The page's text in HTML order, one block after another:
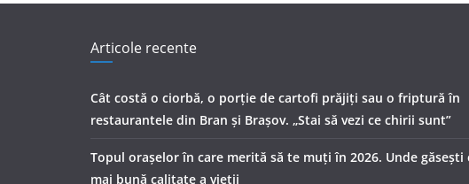
Articole recente
Cât costă o ciorbă, o porţie de cartofi prăjiţi sau o friptură în
restaurantele din Bran şi Braşov. „Stai să vezi ce chirii sunt”
Topul orașelor în care merită să te muți în 2026. Unde găsești
mai bună calitate a vieții